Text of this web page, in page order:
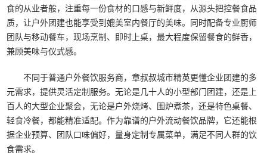
食的从业者般，注重每一份食材的口感与新鲜度，从源头把控餐食品
质，让户外团建也能享受到媲美室内餐厅的美味。同时配备专业厨师
团队与移动餐车，现场烹制、即时上桌，最大程度保留餐食的鲜香，
兼顾美味与仪式感。
不同于普通户外餐饮服务商，章叔叔城市精英更懂企业团建的多
元需求，提供灵活定制服务。无论是几十人的小型部门团建，还是上
百人的大型企业聚会，无论是户外烧烤、围炉煮茶，还是特色桌餐、
轻食冷餐，都能精准适配。作为靠谱的户外流动餐饮品牌，它还能根
据企业预算、团队口味偏好，量身定制专属菜单，满足不同人群的饮
食需求。